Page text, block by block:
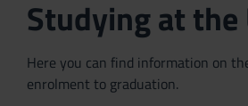
Studying at
Here you can find information on
enrolment to graduation.